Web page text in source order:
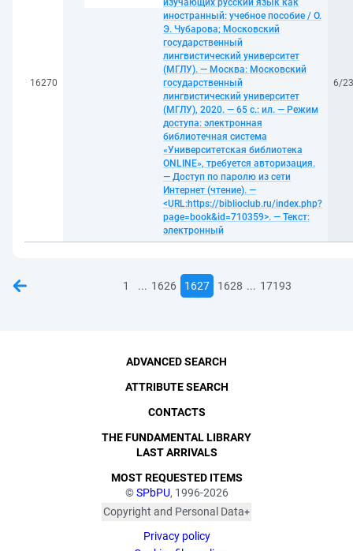
16270
изучающих русский язык как
иностранный: учебное пособие / О.
Э. Чубарова; Московский
государственный
лингвистический университет
(МГЛУ). — Москва: Московский
государственный
лингвистический университет
(МГЛУ), 2020. — 65 с.: ил. — Режим
доступа: электронная
библиотечная система
«Университетская библиотека
ONLINE», требуется авторизация.
— Доступ по паролю из сети
Интернет (чтение). —
<URL:https://biblioclub.ru/index.php?
page=book&id=710359>. — Текст:
электронный
6/
1 ... 1626 1627 1628 ... 17193
©SPbPU, 1996-2026
Copyright and Personal Data
published with the
Privacy policy
ADVANCED SEARCH
ATTRIBUTE SEARCH
CONTACTS
THE FUNDAMENTAL LIBRARY
LAST ARRIVALS
MOST REQUESTED ITEMS